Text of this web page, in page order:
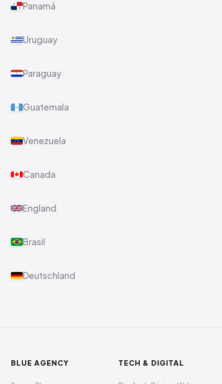
Panamá
Uruguay
Paraguay
Guatemala
Venezuela
Canada
England
Brasil
Deutschland
BLUE AGENCY TECH & DIGITAL